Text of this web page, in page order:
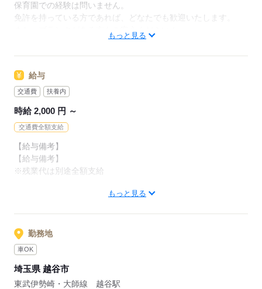
【おすすめポイント】
・オープニングスタッフのお仕事も用意しています
・20代から60代まで、様々な年代が活躍中
・残業や添削作業は一切ありません
・担任の有無を選べる自由度があります
保育園での経験は問いません。
免許を持っている方であれば、どなたでも歓迎いたします。
また、ブランクがある方もご安心ください！
もっと見る
給与
交通費 扶養内
時給 2,000 円 ～
交通費全額支給
【給与備考】
【給与備考】
※残業代は別途全額支給
※駐車場をご希望の方はご相談ください
年末年始手当も支給中です！
応募する
もっと見る
勤務地
車OK
埼玉県 越谷市
東武伊勢崎・大師線 越谷駅